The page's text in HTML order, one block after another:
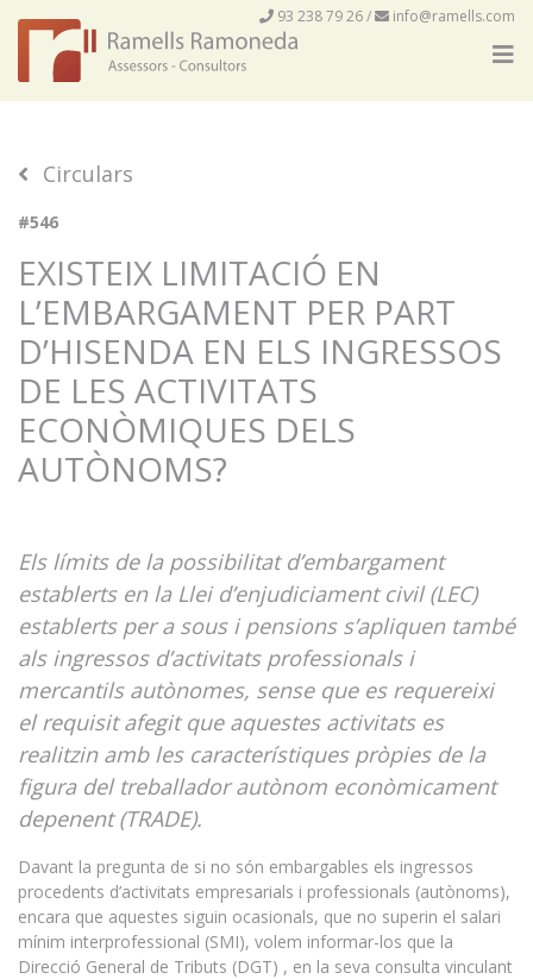
93 238 79 26/ info@ramells.com
Circulars
#546
EXISTEIX LIMITACIÓ EN
L’EMBARGAMENT PER PART
D’HISENDA EN ELS INGRESSOS
DE LES ACTIVITATS
ECONÒMIQUES DELS
AUTÒNOMS?
Els límits de la possibilitat d’embargament
establerts en la Llei d’enjudiciament civil (LEC)
establerts per a sous i pensions s’apliquen també
als ingressos d’activitats professionals i
mercantils autònomes, sense que es requereixi
el requisit afegit que aquestes activitats es
realitzin amb les característiques pròpies de la
figura del treballador autònom econòmicament
depenent (TRADE).
Davant la pregunta de si no són embargables els ingressos
procedents d’activitats empresarials i professionals (autònoms),
encara que aquestes siguin ocasionals, que no superin el salari
mínim interprofessional (SMI), volem informar-los que la
Direcció General de Tributs (DGT) , en la seva consulta vinculant